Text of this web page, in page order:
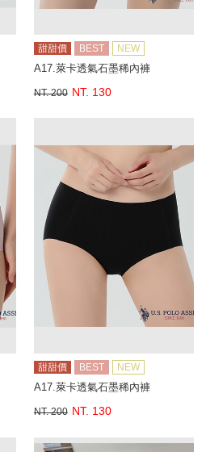
甜甜價 BEST NEW
A17.萊卡透氣石墨稀內褲
NT. 200 NT. 130
甜甜價 BEST NEW
A17.萊卡透氣石墨稀內褲
NT. 200 NT. 130